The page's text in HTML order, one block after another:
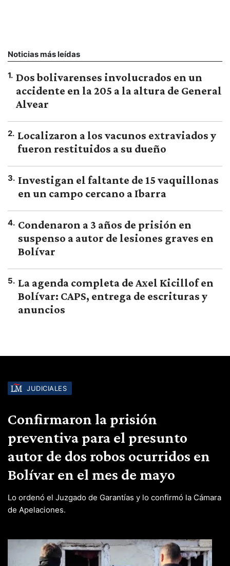
Noticias más leídas
1. Dos bolivarenses involucrados en un
accidente en la 205 a la altura de General
Alvear
2. Localizaron a los vacunos extraviados y
fueron restituidos a su dueño
3. Investigan el faltante de 15 vaquillonas
en un campo cercano a Ibarra
4. Condenaron a 3 años de prisión en
suspenso a autor de lesiones graves en
Bolívar
5. La agenda completa de Axel Kicillof en
Bolívar: CAPS, entrega de escrituras y
anuncios
JUDICIALES
Confirmaron la prisión
preventiva para el presunto
autor de dos robos ocurridos en
Bolívar en el mes de mayo
Lo ordenó el Juzgado de Garantías y lo confirmó la Cámara
de Apelaciones.